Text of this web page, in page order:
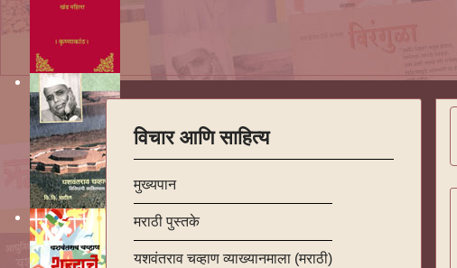
विचार आणि साहित्य
मुख्यपान
मराठी पुस्तके
यशवंतराव चव्हाण व्याख्यानमाला (मराठी)